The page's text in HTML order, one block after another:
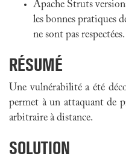
Apache Struts
les bonnes pratiques
ne sont pas respectées.
RÉSUMÉ
Une vulnérabilité a été
permet à un attaquant de
arbitraire à distance.
SOLUTION